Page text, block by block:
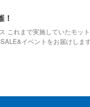
これまで実施していたモッ
イベントをお届けしま